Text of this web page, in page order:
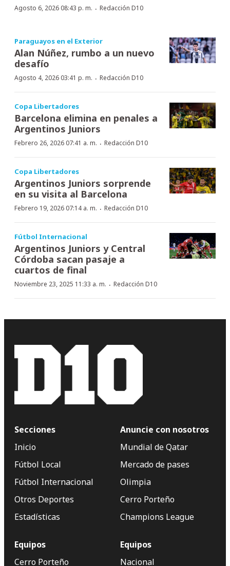
Agosto 6, 2026 08:43 p. m. · Redacción D10
Paraguayos en el Exterior
Alan Núñez, rumbo a un nuevo
desafío
Agosto 4, 2026 03:41 p. m. · Redacción D10
Copa Libertadores
Barcelona elimina en penales a
Argentinos Juniors
Febrero 26, 2026 07:41 a. m. · Redacción D10
Copa Libertadores
Argentinos Juniors sorprende
en su visita al Barcelona
Febrero 19, 2026 07:14 a. m. · Redacción D10
Fútbol Internacional
Argentinos Juniors y Central
Córdoba sacan pasaje a
cuartos de final
Noviembre 23, 2025 11:33 a. m. · Redacción D10
Secciones
Inicio
Fútbol Local
Fútbol Internacional
Otros Deportes
Estadísticas
Anuncie con nosotros
Mundial de Qatar
Mercado de pases
Olimpia
Cerro Porteño
Champions League
Equipos
Cerro Porteño
Equipos
Nacional